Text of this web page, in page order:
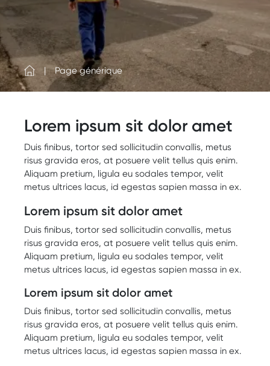
Page générique
Lorem ipsum sit dolor amet
Duis finibus, tortor sed sollicitudin convallis, metus
risus gravida eros, at posuere velit tellus quis enim.
Aliquam pretium, ligula eu sodales tempor, velit
metus ultrices lacus, id egestas sapien massa in ex.
Lorem ipsum sit dolor amet
Duis finibus, tortor sed sollicitudin convallis, metus
risus gravida eros, at posuere velit tellus quis enim.
Aliquam pretium, ligula eu sodales tempor, velit
metus ultrices lacus, id egestas sapien massa in ex.
Lorem ipsum sit dolor amet
Duis finibus, tortor sed sollicitudin convallis, metus
risus gravida eros, at posuere velit tellus quis enim.
Aliquam pretium, ligula eu sodales tempor, velit
metus ultrices lacus, id egestas sapien massa in ex.